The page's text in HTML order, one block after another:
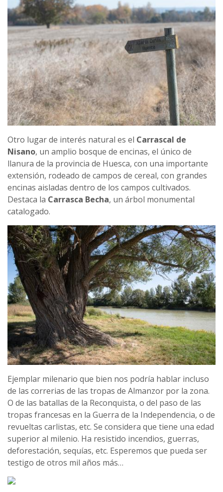
Otro lugar de interés natural es el Carrascal de
Nisano, un amplio bosque de encinas, el único de
llanura de la provincia de Huesca, con una importante
extensión, rodeado de campos de cereal, con grandes
encinas aisladas dentro de los campos cultivados.
Destaca la Carrasca Becha, un árbol monumental
catalogado.
Ejemplar milenario que bien nos podría hablar incluso
de las correrias de las tropas de Almanzor por la zona.
O de las batallas de la Reconquista, o del paso de las
tropas francesas en la Guerra de la Independencia, o de
revueltas carlistas, etc. Se considera que tiene una edad
superior al milenio. Ha resistido incendios, guerras,
deforestación, sequías, etc. Esperemos que pueda ser
testigo de otros mil años más…